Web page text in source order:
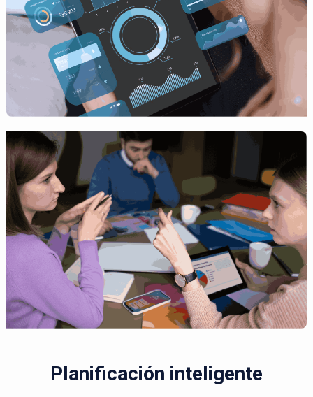
Planificación inteligente